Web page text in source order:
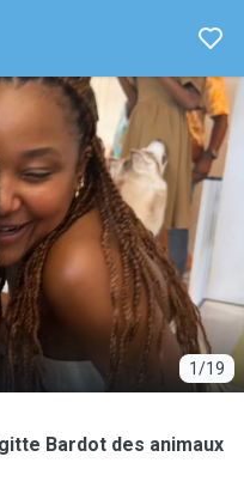
1/19
Bardot des animaux